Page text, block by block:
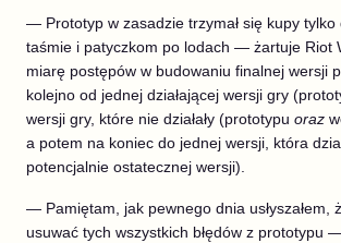
— Prototyp w zasadzie trzymał się kupy tylko
taśmie i patyczkom po lodach — żartuje Riot
miarę postępów w budowaniu finalnej wersji
kolejno od jednej działającej wersji gry
wersji gry, które nie działały (prototypu oraz
a potem na koniec do jednej wersji, która
potencjalnie ostatecznej wersji).
— Pamiętam, jak pewnego dnia usłyszałem,
usuwać tych wszystkich błędów z prototypu